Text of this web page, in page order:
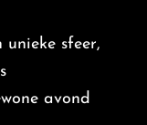
unieke sfeer,
avond